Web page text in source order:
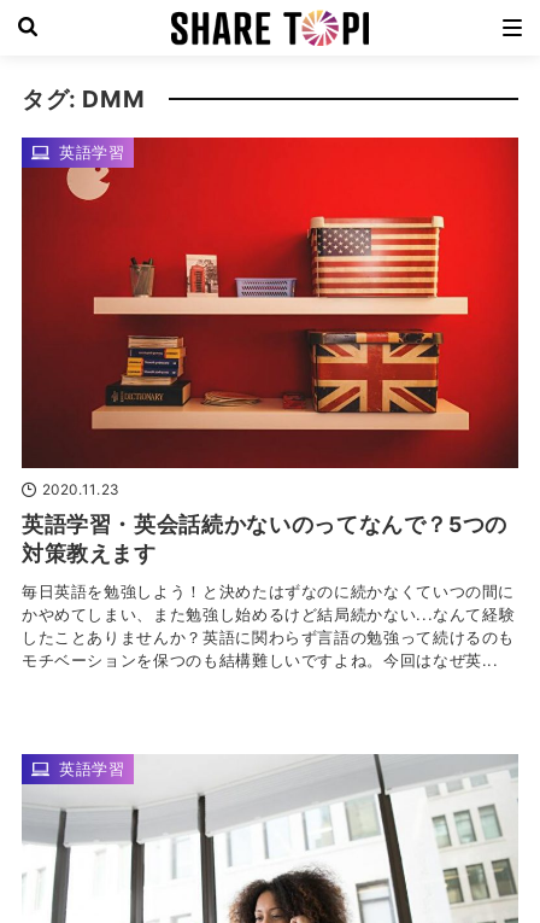
タグ: DMM
2020.11.23
英語学習・英会話続かないのってなんで？5つの
対策教えます
毎日英語を勉強しよう！と決めたはずなのに続かなくていつの間に
かやめてしまい、また勉強し始めるけど結局続かない...なんて経験
したことありませんか？英語に関わらず言語の勉強って続けるのも
モチベーションを保つのも結構難しいですよね。今回はなぜ英...
英語学習
英語学習